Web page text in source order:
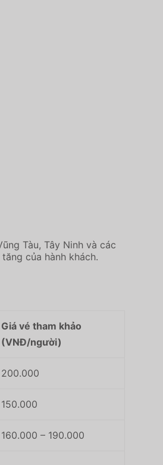
Tàu, Tây Ninh và các
của hành khách.
Giá vé tham khảo
(VNĐ/người)
200.000
150.000
160.000 – 190.000